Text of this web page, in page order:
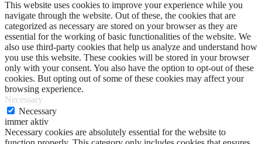
This website uses cookies to improve your experience while you
navigate through the website. Out of these, the cookies that are
categorized as necessary are stored on your browser as they are
essential for the working of basic functionalities of the website. We
also use third-party cookies that help us analyze and understand how
you use this website. These cookies will be stored in your browser
only with your consent. You also have the option to opt-out of these
cookies. But opting out of some of these cookies may affect your
browsing experience.
Necessary
Necessary
immer aktiv
Necessary cookies are absolutely essential for the website to